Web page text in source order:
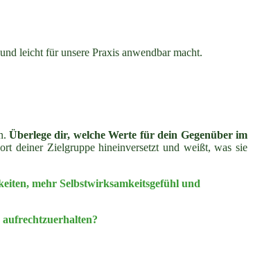
leicht für unsere Praxis anwendbar macht.
Überlege dir, welche Werte für dein Gegenüber im
deiner Zielgruppe hineinversetzt und weißt, was sie
mehr Selbstwirksamkeitsgefühl und